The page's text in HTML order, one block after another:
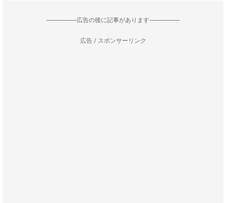
--------------------広告の後に記事があります--------------------
広告 / スポンサーリンク